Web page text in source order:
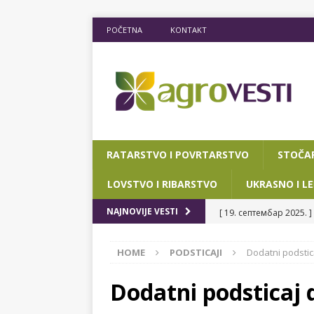
POČETNA KONTAKT
RATARSTVO I POVRTARSTVO
LOVSTVO I RIBARSTVO UKRASNO I
NAJNOVIJE VESTI [ 19. септембар 2025. ]
[ 15. мај 2025. ] JOŠ
[ 12. март 2025. ]
POKRAJINSKOG
HOME PODSTICAJI Dodatni
Dodatni podsticaj